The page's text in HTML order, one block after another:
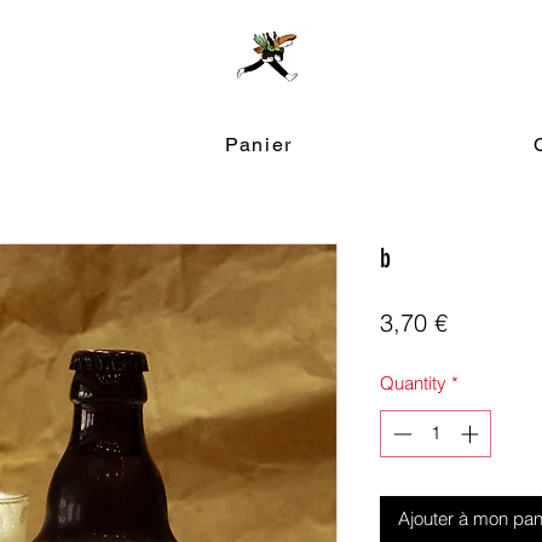
b
3,70 €Price
Quantity *
Ajouter à mon
Panier